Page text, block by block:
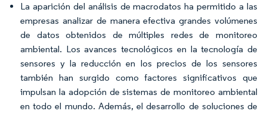
La aparición del análisis de macrodatos ha permitido a las
empresas analizar de manera efectiva grandes volúmenes
de datos obtenidos de múltiples redes de monitoreo
ambiental. Los avances tecnológicos en la tecnología de
sensores y la reducción en los precios de los sensores
también han surgido como factores significativos que
impulsan la adopción de sistemas de monitoreo ambiental
en todo el mundo. Además, el desarrollo de soluciones de